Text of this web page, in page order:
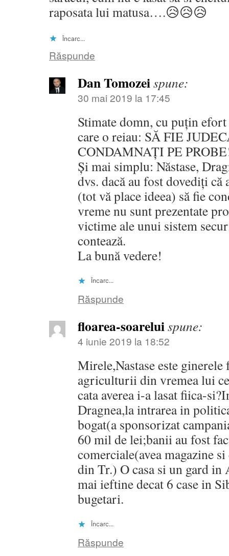
raposata lui matusa….😥😥😥
Încarc...
Răspunde
Dan Tomozeispune:
30 mai 2019 la 17:45
Stimate domn, cu puțin
care o reiau: SĂ FIE
CONDAMNAȚI PE
Și mai simplu: Năstase,
dvs. dacă au fost dovediți
(tot vă place ideea) să fie
vreme nu sunt prezentate
victime ale unui sistem
contează.
La bună vedere!
Încarc...
Răspunde
floarea-soareluispune:
4 iunie 2019 la 18:52
Mirele,Nastase este
agriculturii din vremea lui
cata averea i-a lasat fiica-
Dragnea,la intrarea in
bogat(a sponsorizat
60 mil de lei;banii au fost
comerciale(avea magazine
din Tr.) O casa si un gard
mai ieftine decat 6 case in
bugetari.
Încarc...
Răspunde